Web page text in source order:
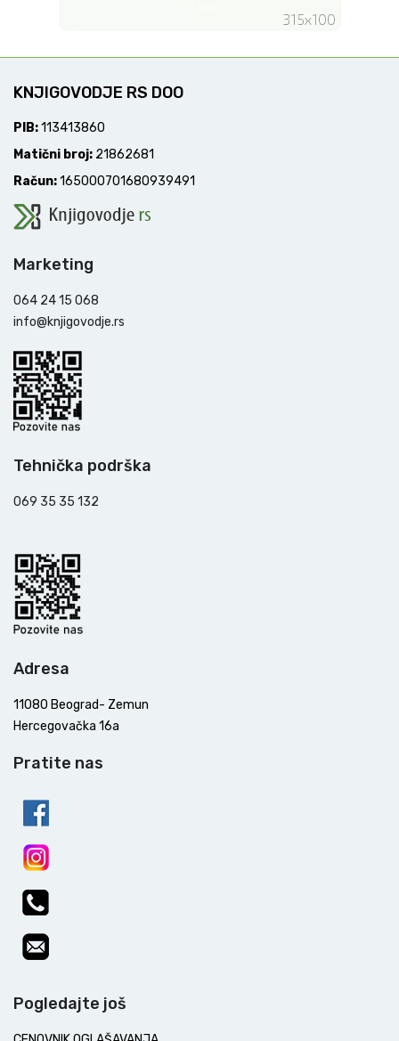
KNJIGOVODJE RS DOO
PIB:113413860
Matični broj: 21862681
Račun:165000701680939491
Marketing
064 24 15 068
info@knjigovodje.rs
Tehnička podrška
069 35 35 132
Adresa
11080 Beograd- Zemun
Hercegovačka 16a
Pratite nas
Pogledajte još